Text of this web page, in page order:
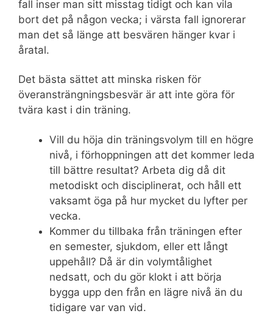
fall inser man sitt misstag tidigt och kan vila
bort det på någon vecka; i värsta fall ignorerar
man det så länge att besvären hänger kvar i
åratal.
Det bästa sättet att minska risken för
överansträngningsbesvär är att inte göra för
tvära kast i din träning.
Vill du höja din träningsvolym till en högre
nivå, i förhoppningen att det kommer leda
till bättre resultat? Arbeta dig då dit
metodiskt och disciplinerat, och håll ett
vaksamt öga på hur mycket du lyfter per
vecka.
Kommer du tillbaka från träningen efter
en semester, sjukdom, eller ett långt
uppehåll? Då är din volymtålighet
nedsatt, och du gör klokt i att börja
bygga upp den från en lägre nivå än du
tidigare var van vid.